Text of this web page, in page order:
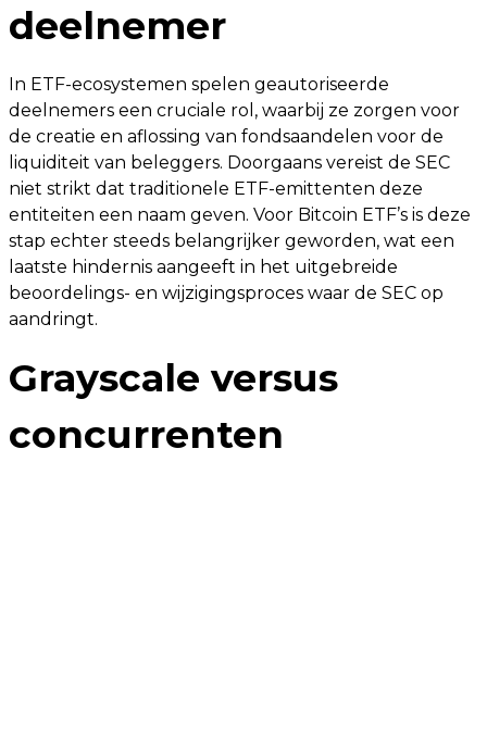
deelnemer
In ETF-ecosystemen spelen geautoriseerde
deelnemers een cruciale rol, waarbij ze zorgen voor
de creatie en aflossing van fondsaandelen voor de
liquiditeit van beleggers. Doorgaans vereist de SEC
niet strikt dat traditionele ETF-emittenten deze
entiteiten een naam geven. Voor Bitcoin ETF’s is deze
stap echter steeds belangrijker geworden, wat een
laatste hindernis aangeeft in het uitgebreide
beoordelings- en wijzigingsproces waar de SEC op
aandringt.
Grayscale versus
concurrenten